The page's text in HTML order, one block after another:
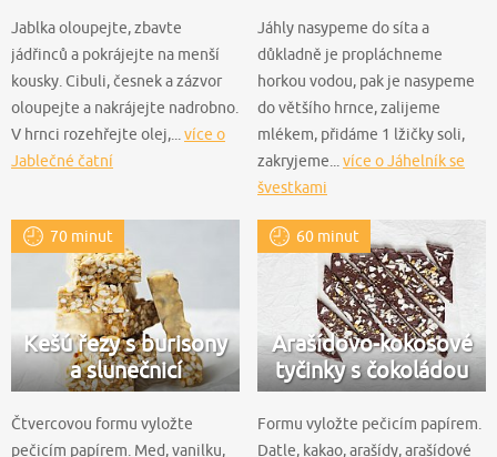
Jablka oloupejte, zbavte
jádřinců a pokrájejte na menší
kousky. Cibuli, česnek a zázvor
oloupejte a nakrájejte nadrobno.
V hrnci rozehřejte olej,...více o
Jablečné čatní
Jáhly nasypeme do síta a
důkladně je propláchneme
horkou vodou, pak je nasypeme
do většího hrnce, zalijeme
mlékem, přidáme 1 lžičky soli,
zakryjeme...více o Jáhelník se
švestkami
70 minut
Kešú řezy s burisony
a slunečnicí
Čtvercovou formu vyložte
pečicím papírem. Med, vanilku,
60 minut
Arašídovo-kokosové
tyčinky s čokoládou
Formu vyložte pečicím papírem.
Datle, kakao, arašídy, arašídové